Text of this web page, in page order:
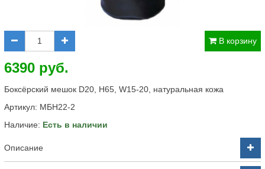
В корзину
6390 руб.
Боксёрский мешок D20, H65, W15-20, натуральная кожа
Артикул: МБН22-2
Наличие: Есть в наличии
Описание